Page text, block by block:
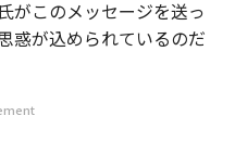
がこのメッセージを送っ
惑が込められているのだ